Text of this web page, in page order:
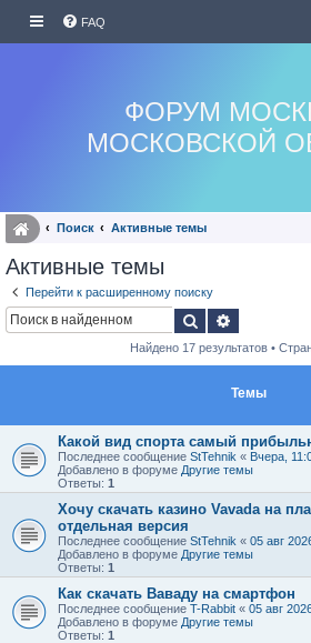
FAQ
ФОРУМ
МОСКОВСКОЙ
Поиск Активные темы
Активные темы
Перейти к расширенному поиску
Поиск
Найдено 17 результатов •
Темы
Какой вид спорта самый
Последнее сообщение StTehnik « Вчера,
Добавлено в форуме Другие темы
Ответы: 1
Хочу скачать казино Vavada на
отдельная версия
Последнее сообщение StTehnik « 05 авг
Добавлено в форуме Другие темы
Ответы: 1
Как скачать Ваваду на смартфон
Последнее сообщение T-Rabbit « 05 авг
Добавлено в форуме Другие темы
Ответы: 1